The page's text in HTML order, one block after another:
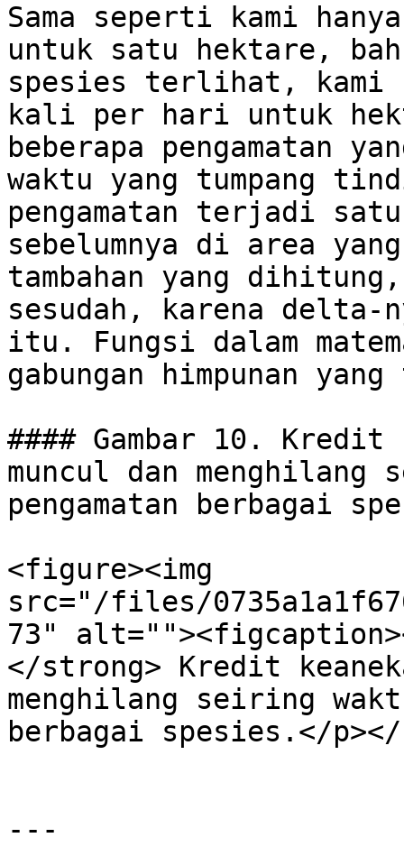
Sama seperti kami
untuk satu hektare,
spesies terlihat, kami
kali per hari untuk
beberapa pengamatan
waktu yang tumpang
pengamatan terjadi
sebelumnya di area
tambahan yang
sesudah, karena delta-
itu. Fungsi dalam
gabungan himpunan
#### Gambar 10. Kredit
muncul dan menghilang
pengamatan berbagai
<figure><img
src="/files/
73"
</strong> Kredit
menghilang seiring
berbagai spesies.</
---